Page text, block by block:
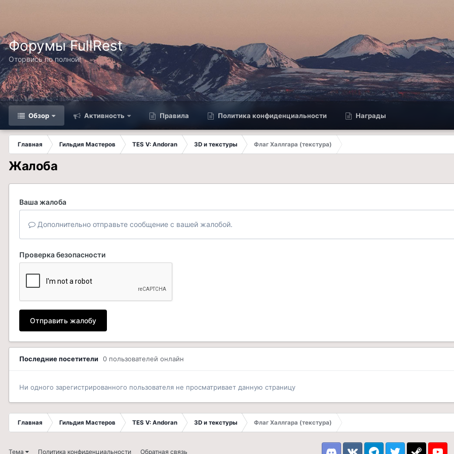
Форумы FullRest
Оторвись по полной!
Обзор Активность Правила Политика конфиденциальности Награды
Главная Гильдия Мастеров TES V: Andoran 3D и текстуры
Флаг Халлгара (текстура)
Жалоба
Ваша жалоба
Дополнительно отправьте сообщение с вашей жалобой.
Проверка безопасности
Отправить жалобу
Последние посетители 0 пользователей онлайн
Ни одного зарегистрированного пользователя не просматривает данную страницу
Главная Гильдия Мастеров TES V: Andoran 3D и текстуры Флаг Халлгара (текстура)
Тема Политика конфиденциальности Обратная связь